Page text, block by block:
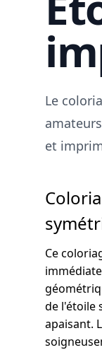
Le
et
Ce
de l'étoile
apaisant.